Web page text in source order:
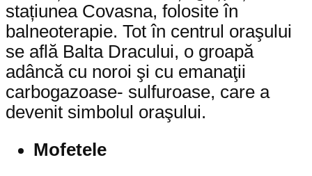
stațiunea Covasna, folosite în
balneoterapie. Tot în centrul oraşului
se află Balta Dracului, o groapă
adâncă cu noroi şi cu emanaţii
carbogazoase- sulfuroase, care a
devenit simbolul oraşului.
Mofetele